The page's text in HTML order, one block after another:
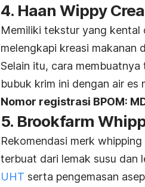
4. Haan Wippy
Memiliki tekstur yang kental
melengkapi kreasi makanan
Selain itu, cara
bubuk krim ini dengan air es
Nomor registrasi BPOM:
5. Brookfarm
Rekomendasi merk whipping
terbuat dari lemak susu dan
UHT serta pengemasan